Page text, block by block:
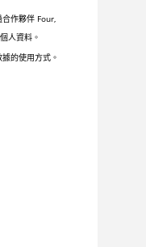
作夥伴 Four,
人資料。
據的使用方式。